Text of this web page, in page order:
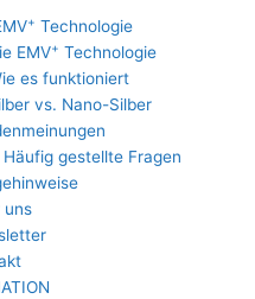
+ Technologie
EMV+ Technologie
es funktioniert
vs. Nano-Silber
Häufig gestellte Fragen
uns